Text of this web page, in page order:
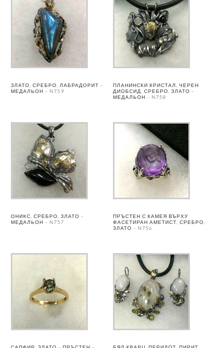
ЗЛАТО, СРЕБРО, ЛАБРАДОРИТ –
МЕДАЛЬОН – N759
ПЛАНИНСКИ КРИСТАЛ, ЧЕРЕН
ДИОБСИД, СРЕБРО, ЗЛАТО –
МЕДАЛЬОН – N758
ОНИКС, СРЕБРО, ЗЛАТО –
МЕДАЛЬОН – N757
ПРЪСТЕН С КАМЕЯ ВЪРХУ
ФАСЕТИРАН АМЕТИСТ, СРЕБРО,
ЗЛАТО – N756